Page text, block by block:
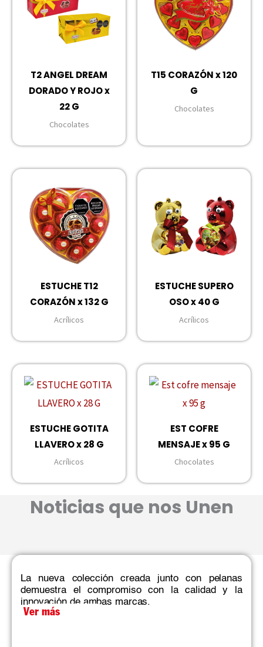
T2 ANGEL DREAM
DORADO Y ROJO x
22 G
Chocolates
T15 CORAZÓN x 120
G
Chocolates
ESTUCHE T12
CORAZÓN x 132 G
Acrílicos
ESTUCHE SUPERO
OSO x 40 G
Acrílicos
ESTUCHE GOTITA
LLAVERO x 28 G
Acrílicos
EST COFRE
MENSAJE x 95 G
Chocolates
Noticias que nos Unen
La nueva colección creada junto con pelanas
demuestra el compromiso con la calidad y la
innovación de ambas marcas.​
Ver más